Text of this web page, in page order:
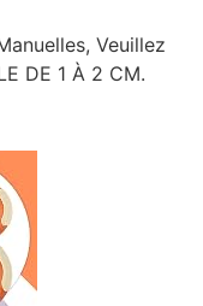
Veuillez
DE 1 À 2 CM.